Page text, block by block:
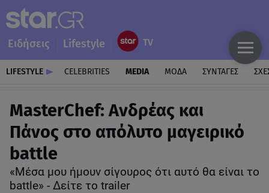
Ειδήσεις Lifestyle
LIFESTYLE CELEBRITIES MEDIA ΜΟΔΑ ΣΥΝΤΑΓΕΣ
MasterChef: Ανδρέας και
Πάνος στο απόλυτο μαγειρικό
battle
«Μέσα μου ήμουν σίγουρος ότι αυτό θα είναι το
battle» - Δείτε το trailer